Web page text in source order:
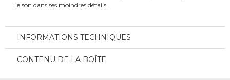
le son dans ses moindres détails.
INFORMATIONS TECHNIQUES
CONTENU DE LA BOÎTE